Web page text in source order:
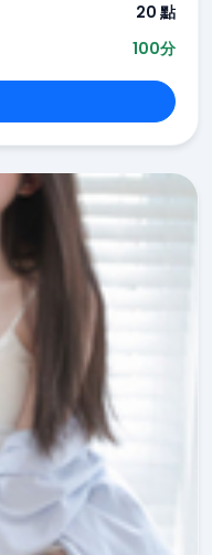
20 點
100分